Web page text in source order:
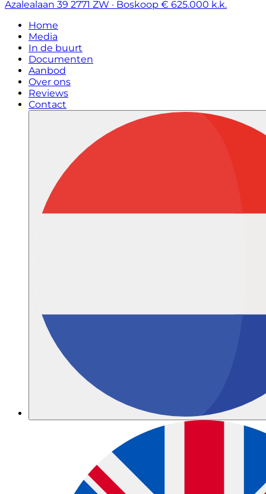
Azalealaan 39 2771 ZW · Boskoop € 625.000 k.k.
Home
Media
In de buurt
Documenten
Aanbod
Over ons
Reviews
Contact